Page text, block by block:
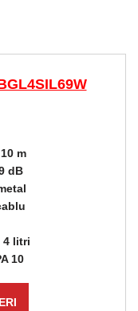
m
dB
4 litri
10